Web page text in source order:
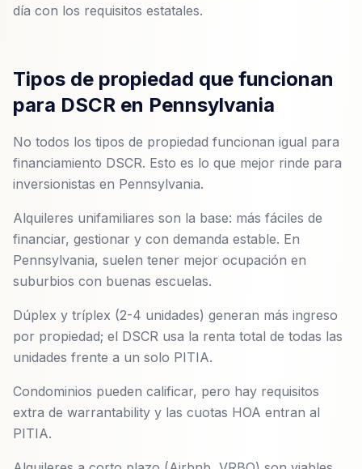
día con los requisitos estatales.
Tipos de propiedad que funcionan
para DSCR en Pennsylvania
No todos los tipos de propiedad funcionan igual para
financiamiento DSCR. Esto es lo que mejor rinde para
inversionistas en Pennsylvania.
Alquileres unifamiliares son la base: más fáciles de
financiar, gestionar y con demanda estable. En
Pennsylvania, suelen tener mejor ocupación en
suburbios con buenas escuelas.
Dúplex y tríplex (2-4 unidades) generan más ingreso
por propiedad; el DSCR usa la renta total de todas las
unidades frente a un solo PITIA.
Condominios pueden calificar, pero hay requisitos
extra de warrantability y las cuotas HOA entran al
PITIA.